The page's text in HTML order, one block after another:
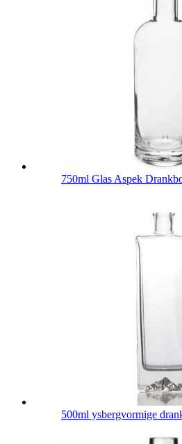
750ml Glas Aspek
500ml ysbergvormige